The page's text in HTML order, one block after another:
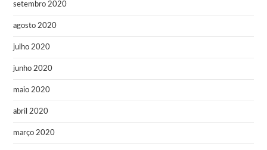
setembro 2020
agosto 2020
julho 2020
junho 2020
maio 2020
abril 2020
março 2020